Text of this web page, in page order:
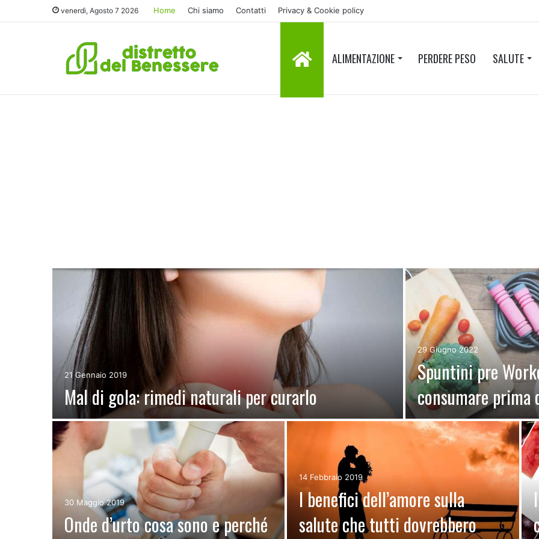
venerdì, Agosto 7 2026 Home Chi siamo Contatti Privacy & Cookie policy
HOMEALIMENTAZIONE PERDERE PESO SALUTE
21 Gennaio 2019
Mal di gola: rimedi naturali per curarlo
29 Giugno 2022
Spuntini pre
consumare prima
30 Maggio 2019
Onde d’urto cosa sono e perché
14 Febbraio 2019
I benefici dell’amore sulla
salute che tutti dovrebbero